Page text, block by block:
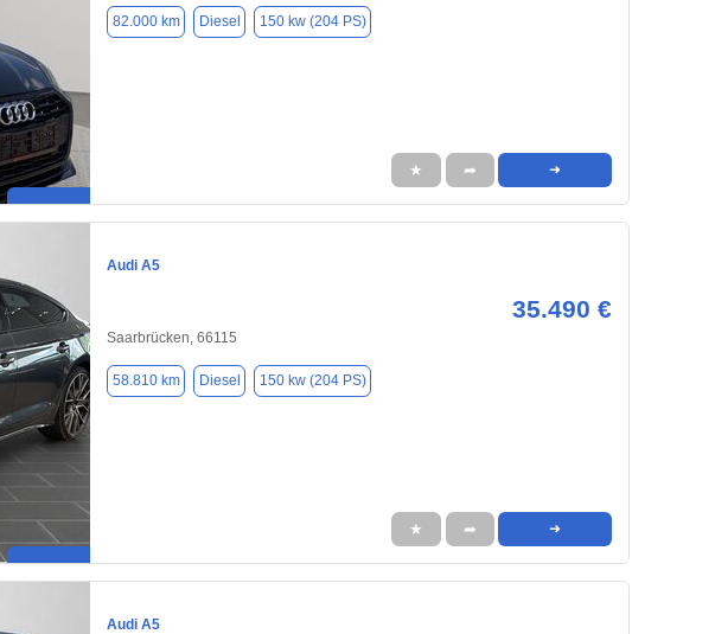
82.000 km Diesel 150 kw (204 PS)
★ ➦ ➜
Audi A5
35.490 €
Saarbrücken, 66115
58.810 km Diesel 150 kw (204 PS)
★ ➦ ➜
Audi A5